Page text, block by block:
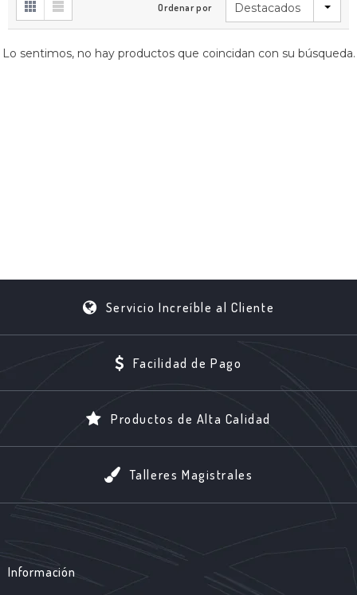
Ordenar por Destacados
Lo sentimos, no hay productos que coincidan con su búsqueda.
Servicio Increíble al Cliente
Facilidad de Pago
Productos de Alta Calidad
Talleres Magistrales
Información